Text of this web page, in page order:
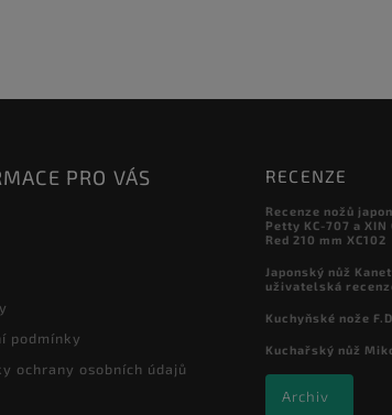
PRO VÁS
podmínky
ochrany osobních údajů
RECENZE
Recenze nožů
Petty KC-707 a
Red 210 mm XC102
Japonský nůž
uživatelská
Kuchyňské nože
Kuchařský nůž
Archiv